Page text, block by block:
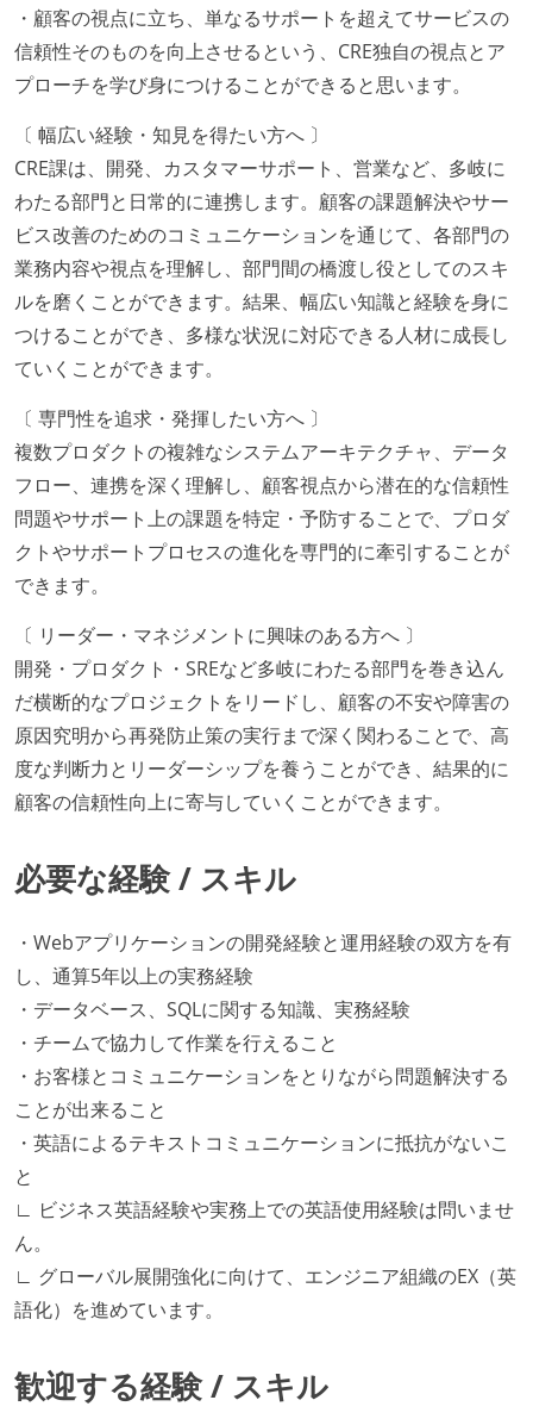
・顧客の視点に立ち、単なるサポートを超えてサービスの
信頼性そのものを向上させるという、CRE独自の視点とア
プローチを学び身につけることができると思います。
〔 幅広い経験・知見を得たい方へ 〕
CRE課は、開発、カスタマーサポート、営業など、多岐に
わたる部門と日常的に連携します。顧客の課題解決やサー
ビス改善のためのコミュニケーションを通じて、各部門の
業務内容や視点を理解し、部門間の橋渡し役としてのスキ
ルを磨くことができます。結果、幅広い知識と経験を身に
つけることができ、多様な状況に対応できる人材に成長し
ていくことができます。
〔 専門性を追求・発揮したい方へ 〕
複数プロダクトの複雑なシステムアーキテクチャ、データ
フロー、連携を深く理解し、顧客視点から潜在的な信頼性
問題やサポート上の課題を特定・予防することで、プロダ
クトやサポートプロセスの進化を専門的に牽引することが
できます。
〔 リーダー・マネジメントに興味のある方へ 〕
開発・プロダクト・SREなど多岐にわたる部門を巻き込ん
だ横断的なプロジェクトをリードし、顧客の不安や障害の
原因究明から再発防止策の実行まで深く関わることで、高
度な判断力とリーダーシップを養うことができ、結果的に
顧客の信頼性向上に寄与していくことができます。
必要な経験 / スキル
・Webアプリケーションの開発経験と運用経験の双方を有
し、通算5年以上の実務経験
・データベース、SQLに関する知識、実務経験
・チームで協力して作業を行えること
・お客様とコミュニケーションをとりながら問題解決する
ことが出来ること
・英語によるテキストコミュニケーションに抵抗がないこ
と
∟ ビジネス英語経験や実務上での英語使用経験は問いませ
ん。
∟ グローバル展開強化に向けて、エンジニア組織のEX（英
語化）を進めています。
歓迎する経験 / スキル